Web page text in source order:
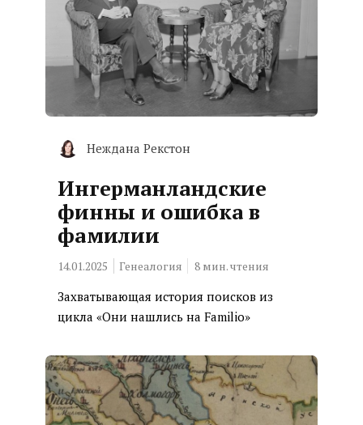
Неждана Рекстон
Ингерманландские
финны и ошибка в
фамилии
14.01.2025 Генеалогия 8 мин. чтения
Захватывающая история поисков из
цикла «Они нашлись на Familio»